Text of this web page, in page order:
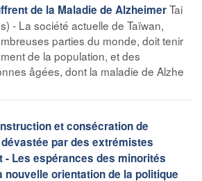
de la Maladie de AlzheimerTai
- La société actuelle de Taïwan,
parties du monde, doit tenir
de la population, et des
âgées, dont la maladie de Alzhe
et consécration de
par des extrémistes
- Les espérances des minorités
nouvelle orientation de la politique